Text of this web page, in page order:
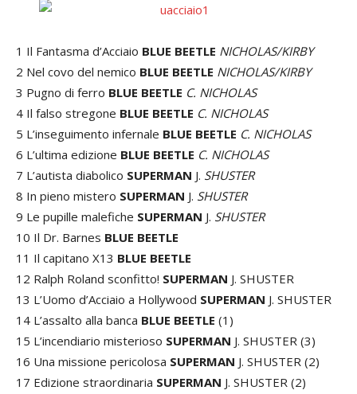
1 Il Fantasma d’Acciaio BLUE BEETLE NICHOLAS/KIRBY
2 Nel covo del nemico BLUE BEETLE NICHOLAS/KIRBY
3 Pugno di ferro BLUE BEETLE C. NICHOLAS
4 Il falso stregone BLUE BEETLE C. NICHOLAS
5 L’inseguimento infernale BLUE BEETLE C. NICHOLAS
6 L’ultima edizione BLUE BEETLE C. NICHOLAS
7 L’autista diabolico SUPERMAN J. SHUSTER
8 In pieno mistero SUPERMAN J. SHUSTER
9 Le pupille malefiche SUPERMAN J. SHUSTER
10 Il Dr. Barnes BLUE BEETLE
11 Il capitano X13 BLUE BEETLE
12 Ralph Roland sconfitto! SUPERMAN J. SHUSTER
13 L’Uomo d’Acciaio a Hollywood SUPERMAN J. SHUSTER
14 L’assalto alla banca BLUE BEETLE (1)
15 L’incendiario misterioso SUPERMAN J. SHUSTER (3)
16 Una missione pericolosa SUPERMAN J. SHUSTER (2)
17 Edizione straordinaria SUPERMAN J. SHUSTER (2)